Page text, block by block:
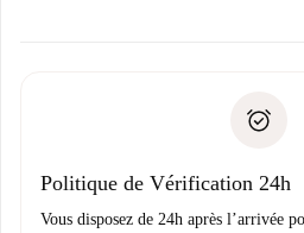
Justificatif de solvabilité
uniquement si aucun problème
Politique de Vérification 24h
Vous disposez de 24h après l’arrivée